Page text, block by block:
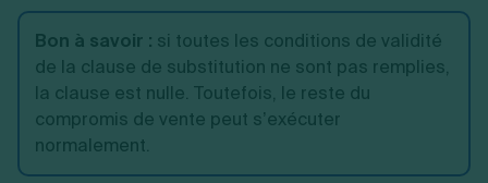
Bon à savoir : si toutes les conditions de validité
de la clause de substitution ne sont pas remplies,
la clause est nulle. Toutefois, le reste du
compromis de vente peut s’exécuter
normalement.